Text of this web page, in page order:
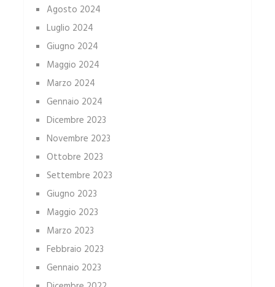
Agosto 2024
Luglio 2024
Giugno 2024
Maggio 2024
Marzo 2024
Gennaio 2024
Dicembre 2023
Novembre 2023
Ottobre 2023
Settembre 2023
Giugno 2023
Maggio 2023
Marzo 2023
Febbraio 2023
Gennaio 2023